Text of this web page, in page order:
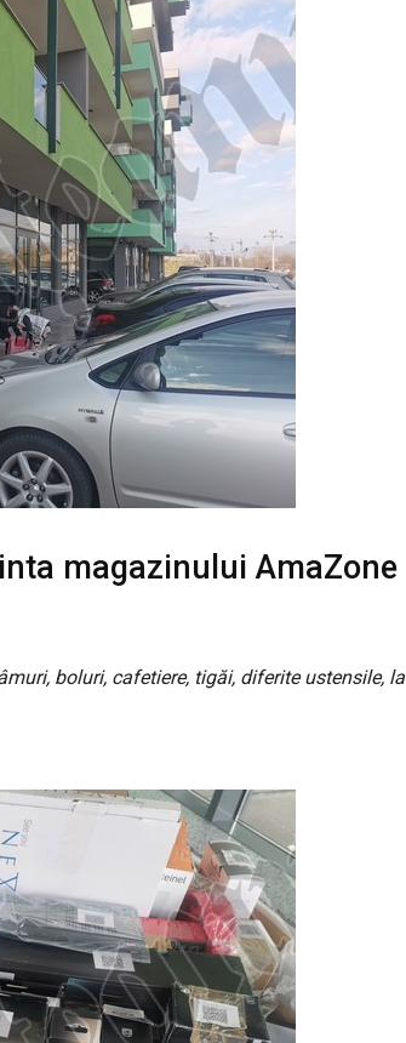
magazinului AmaZone
boluri, cafetiere, tigăi, diferite ustensile, la